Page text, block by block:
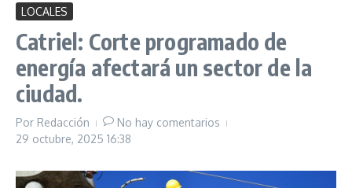
LOCALES
Catriel: Corte programado de
energía afectará un sector de la
ciudad.
Por Redacción
No hay comentarios
29 octubre, 2025 16:38